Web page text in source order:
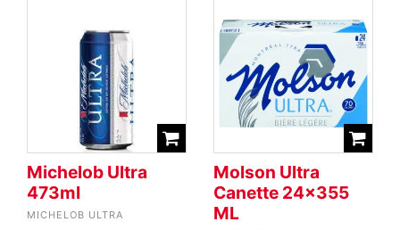
Michelob Ultra
473ml
MICHELOB ULTRA
Molson Ultra
Canette 24x355
ML